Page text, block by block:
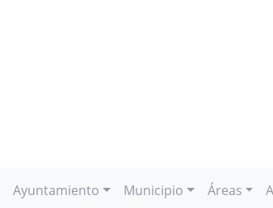
Ayuntamiento Municipio Áreas